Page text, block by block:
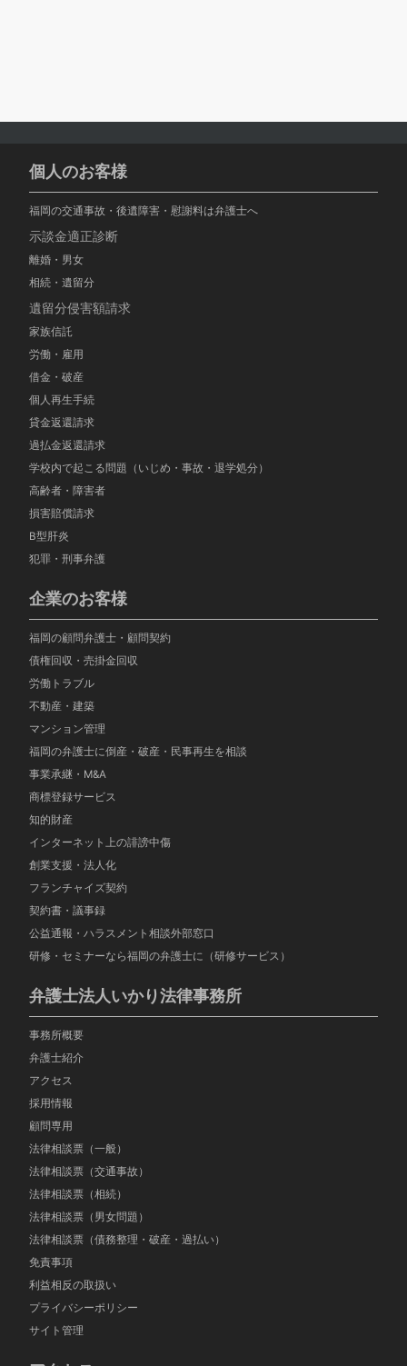
個人のお客様
福岡の交通事故・後遺障害・慰謝料は弁護士へ
示談金適正診断
離婚・男女
相続・遺留分
遺留分侵害額請求
家族信託
労働・雇用
借金・破産
個人再生手続
貸金返還請求
過払金返還請求
学校内で起こる問題（いじめ・事故・退学処分）
高齢者・障害者
損害賠償請求
B型肝炎
犯罪・刑事弁護
企業のお客様
福岡の顧問弁護士・顧問契約
債権回収・売掛金回収
労働トラブル
不動産・建築
マンション管理
福岡の弁護士に倒産・破産・民事再生を相談
事業承継・M&A
商標登録サービス
知的財産
インターネット上の誹謗中傷
創業支援・法人化
フランチャイズ契約
契約書・議事録
公益通報・ハラスメント相談外部窓口
研修・セミナーなら福岡の弁護士に（研修サービス）
弁護士法人いかり法律事務所
事務所概要
弁護士紹介
アクセス
採用情報
顧問専用
法律相談票（一般）
法律相談票（交通事故）
法律相談票（相続）
法律相談票（男女問題）
法律相談票（債務整理・破産・過払い）
免責事項
利益相反の取扱い
プライバシーポリシー
サイト管理